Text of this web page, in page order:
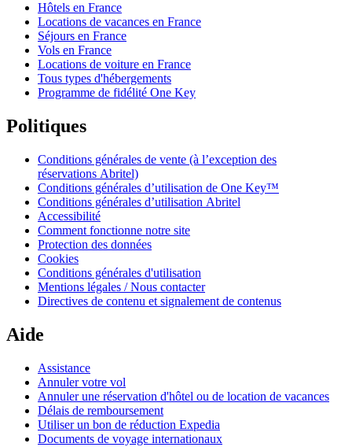
Hôtels en France
Locations de vacances en France
Séjours en France
Vols en France
Locations de voiture en France
Tous types d'hébergements
Programme de fidélité One Key
Politiques
Conditions générales de vente (à l’exception des
réservations Abritel)
Conditions générales d’utilisation de One Key™
Conditions générales d’utilisation Abritel
Accessibilité
Comment fonctionne notre site
Protection des données
Cookies
Conditions générales d'utilisation
Mentions légales / Nous contacter
Directives de contenu et signalement de contenus
Aide
Assistance
Annuler votre vol
Annuler une réservation d'hôtel ou de location de vacances
Délais de remboursement
Utiliser un bon de réduction Expedia
Documents de voyage internationaux